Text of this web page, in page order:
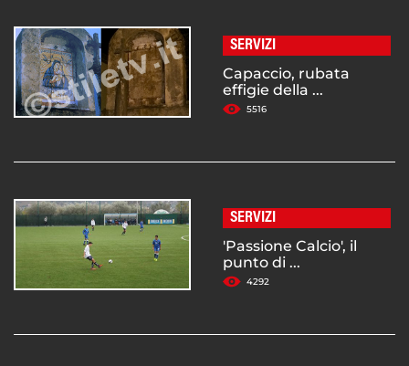
SERVIZI
Capaccio, rubata
effigie della ...
5516
SERVIZI
'Passione Calcio', il
punto di ...
4292